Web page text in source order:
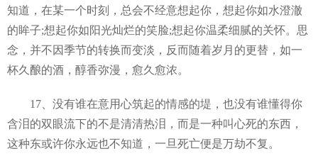
知道，在某一个时刻，总会不经意想起你，想起你如水澄澈
的眸子;想起你如阳光灿烂的笑脸;想起你温柔细腻的关怀。思
念，并不因季节的转换而变淡，反而随着岁月的更替，如一
杯久酿的酒，醇香弥漫，愈久愈浓。
17、没有谁在意用心筑起的情感的堤，也没有谁懂得你
含泪的双眼流下的不是清清热泪，而是一种叫心死的东西，
这种东或许你永远也不知道，一旦死亡便是万劫不复。